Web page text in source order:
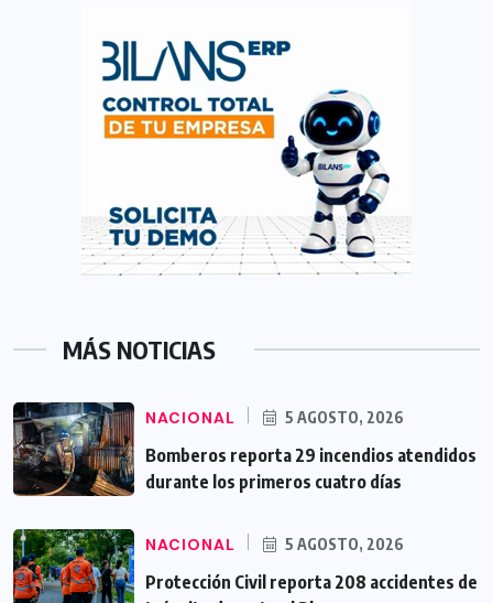
MÁS NOTICIAS
NACIONAL 5 AGOSTO, 2026
Bomberos reporta 29 incendios atendidos
durante los primeros cuatro días
NACIONAL 5 AGOSTO, 2026
Protección Civil reporta 208 accidentes de